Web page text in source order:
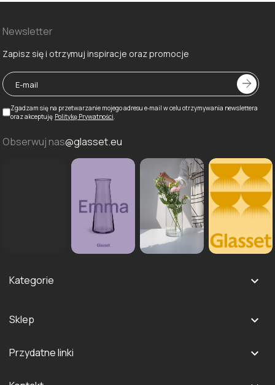
Newsletter
Zapisz się i otrzymuj inspiracje oraz promocje
Zgadzam się na przetwarzanie mojego adresu e‑mail w celu otrzymywania newslettera
oraz akceptuję Politykę Prywatności.
Obserwuj nas@glasset.eu
Kategorie 
Dzbanki i karafki
Naczynia do serwowania
Sklep 
Logowanie
Przydatne linki 
Instrukcja bezpieczeństwa i użytkowania szkła